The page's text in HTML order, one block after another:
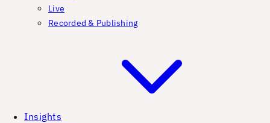
Live
Recorded & Publishing
Insights